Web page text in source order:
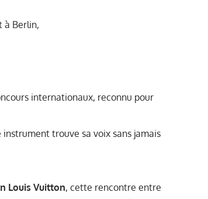
à Berlin,
internationaux, reconnu pour
trouve sa voix sans jamais
Louis Vuitton, cette rencontre entre